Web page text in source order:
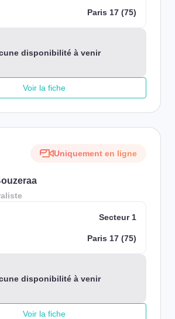
Paris 17 (75)
disponibilité à venir
Voir la fiche
Uniquement en ligne
Secteur 1
Paris 17 (75)
disponibilité à venir
Voir la fiche